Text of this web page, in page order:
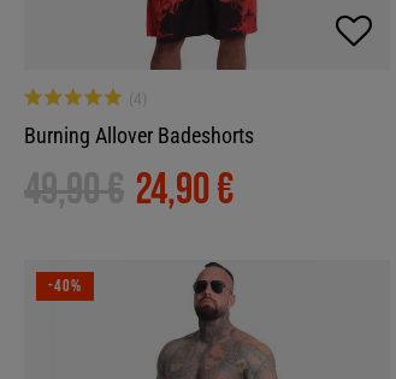
Burning Allover Badeshorts
49,90 € 24,90 €
-40%